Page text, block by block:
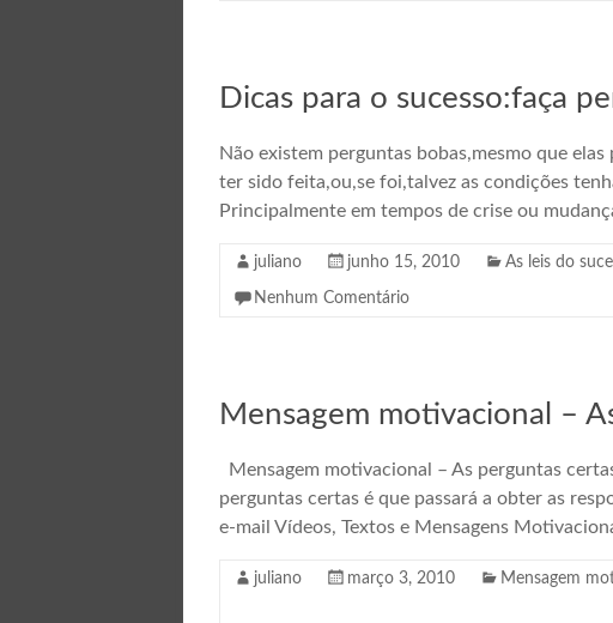
Dicas para o sucesso:faça
Não existem perguntas bobas,mesmo que
ter sido feita,ou,se foi,talvez as condições
Principalmente em tempos de crise ou
juliano junho 15, 2010 As leis do
Nenhum Comentário
Mensagem motivacional –
Mensagem motivacional – As perguntas
perguntas certas é que passará a obter as
e-mail Vídeos, Textos e Mensagens
juliano março 3, 2010 Mensagem